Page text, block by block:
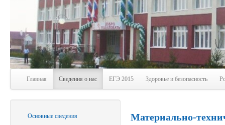
Главная Сведения о нас ЕГЭ 2015 Здоровье и безопасность
Основные сведения
Материально-